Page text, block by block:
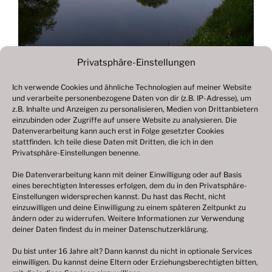
Privatsphäre-Einstellungen
Ich verwende Cookies und ähnliche Technologien auf meiner Website
und verarbeite personenbezogene Daten von dir (z.B. IP-Adresse), um
z.B. Inhalte und Anzeigen zu personalisieren, Medien von Drittanbietern
einzubinden oder Zugriffe auf unsere Website zu analysieren. Die
Datenverarbeitung kann auch erst in Folge gesetzter Cookies
stattfinden. Ich teile diese Daten mit Dritten, die ich in den
Privatsphäre-Einstellungen benenne.
Die Datenverarbeitung kann mit deiner Einwilligung oder auf Basis
eines berechtigten Interesses erfolgen, dem du in den Privatsphäre-
Einstellungen widersprechen kannst. Du hast das Recht, nicht
einzuwilligen und deine Einwilligung zu einem späteren Zeitpunkt zu
ändern oder zu widerrufen. Weitere Informationen zur Verwendung
deiner Daten findest du in meiner Datenschutzerklärung.
Du bist unter 16 Jahre alt? Dann kannst du nicht in optionale Services
einwilligen. Du kannst deine Eltern oder Erziehungsberechtigten bitten,
Beitragsnavigation
Vorheriger
Beitrag
Fotogalerie 2022
© 2003 – 2025 nilsbenthien.de,Datenschutzerklärung
|Cookie-Richtlinie EU|Impressum